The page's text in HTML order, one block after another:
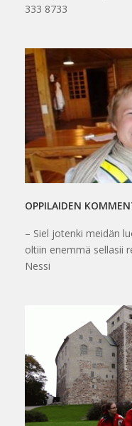
333 8733
OPPILAIDEN
– Siel jotenki meidän
oltiin enemmä sellasii
Nessi